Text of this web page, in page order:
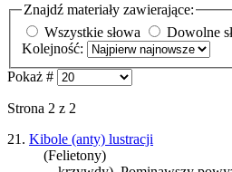
Znajdź materiały zawierające:
Wszystkie słowa
Dowolne
Kolejność:
Pokaż #
Strona 2 z 2
21. Kibole (anty) lustracji
(Felietony)